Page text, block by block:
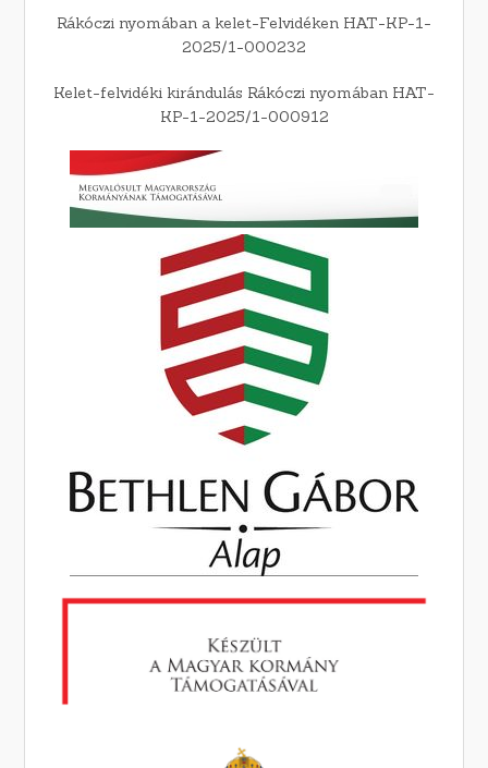
Rákóczi nyomában a kelet-Felvidéken HAT-KP-1-
2025/1-000232
Kelet-felvidéki kirándulás Rákóczi nyomában HAT-
KP-1-2025/1-000912